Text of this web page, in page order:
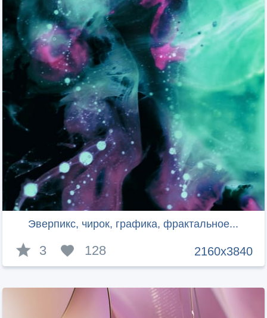
Эверпикс, чирок, графика, фрактальное...
2160x3840
3 128